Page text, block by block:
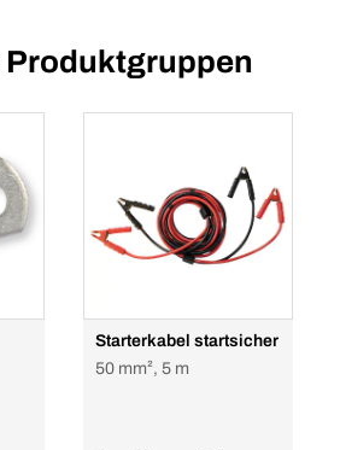
Starterkabel startsicher
50 mm², 5 m